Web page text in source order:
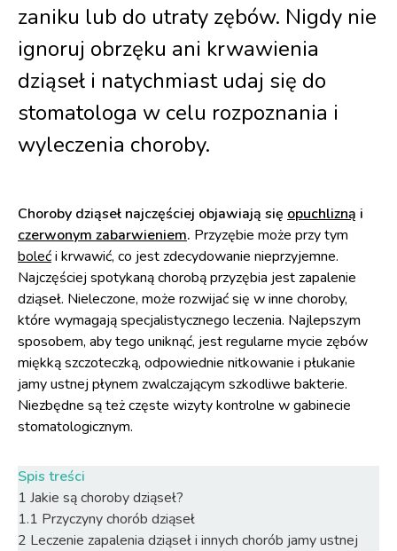
zaniku lub do utraty zębów. Nigdy nie
ignoruj obrzęku ani krwawienia
dziąseł i natychmiast udaj się do
stomatologa w celu rozpoznania i
wyleczenia choroby.
Choroby dziąseł najczęściej objawiają się opuchlizną i
czerwonym zabarwieniem. Przyzębie może przy tym
boleći krwawić, co jest zdecydowanie nieprzyjemne.
Najczęściej spotykaną chorobą przyzębia jest zapalenie
dziąseł. Nieleczone, może rozwijać się w inne choroby,
które wymagają specjalistycznego leczenia. Najlepszym
sposobem, aby tego uniknąć, jest regularne mycie zębów
miękką szczoteczką, odpowiednie nitkowanie i płukanie
jamy ustnej płynem zwalczającym szkodliwe bakterie.
Niezbędne są też częste wizyty kontrolne w gabinecie
stomatologicznym.
Spis treści
1 Jakie są choroby dziąseł?
1.1 Przyczyny chorób dziąseł
2 Leczenie zapalenia dziąseł i innych chorób jamy ustnej